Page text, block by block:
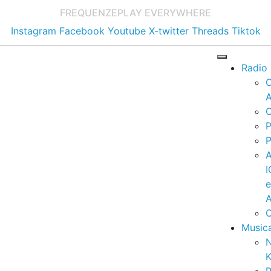
FREQUENZEPLAY EVERYWHERE
Instagram Facebook Youtube X-twitter Threads Tiktok
Radio
e